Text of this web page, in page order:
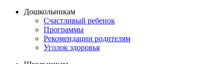
Дошкольникам
Счастливый ребенок
Программы
Рекомендации родителям
Уголок здоровья